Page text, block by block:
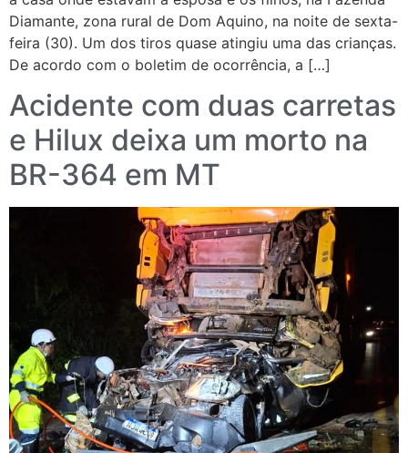
Diamante, zona rural de Dom Aquino, na noite de sexta-
feira (30). Um dos tiros quase atingiu uma das crianças.
De acordo com o boletim de ocorrência, a […]
Acidente com duas carretas
e Hilux deixa um morto na
BR-364 em MT